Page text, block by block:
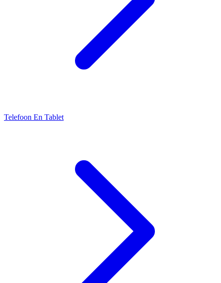
Telefoon En Tablet